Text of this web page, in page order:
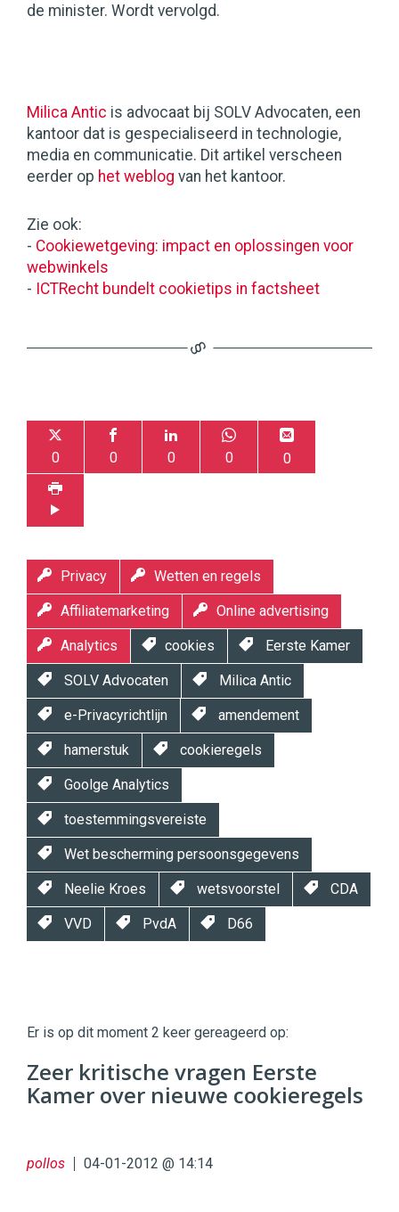
de minister. Wordt vervolgd.
Milica Antic is advocaat bij SOLV Advocaten, een
kantoor dat is gespecialiseerd in technologie,
media en communicatie. Dit artikel verscheen
eerder op het weblog van het kantoor.
Zie ook:
- Cookiewetgeving: impact en oplossingen voor
webwinkels
- ICTRecht bundelt cookietips in factsheet
0 0 0 0 0
Privacy Wetten en regels
Affiliatemarketing Online advertising
Analytics cookies Eerste Kamer
SOLV Advocaten Milica Antic
e-Privacyrichtlijn amendement
hamerstuk cookieregels
Goolge Analytics
toestemmingsvereiste
Wet bescherming persoonsgegevens
Neelie Kroes wetsvoorstel CDA
VVD PvdA D66
|
Digital
Commercehttps://twinklemagazine.nl
9654
Er is op dit moment 2 keer gereageerd op:
Zeer kritische vragen Eerste
Kamer over nieuwe cookieregels
pollos 04-01-2012 @ 14:14